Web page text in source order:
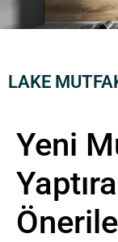
LAKE
Yeni